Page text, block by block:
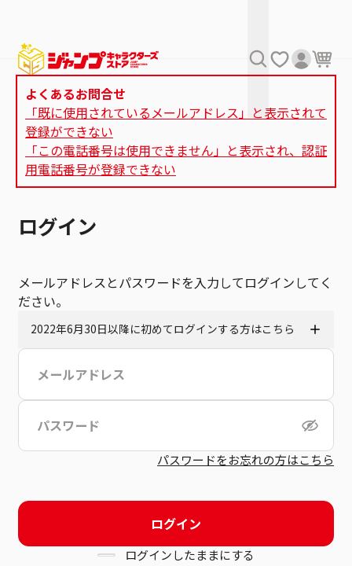
よくあるお問合せ
「既に使用されているメールアドレス」と表示されて
登録ができない
「この電話番号は使用できません」と表示され、認証
用電話番号が登録できない
ログイン
メールアドレスとパスワードを入力してログインしてく
ださい。
2022年6月30日以降に初めてログインする方はこちら
こちら
パスワードをお忘れの方はこちら
ログイン
ログインしたままにする